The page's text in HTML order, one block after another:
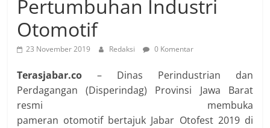
Pertumbuhan Industri
Otomotif
23 November 2019 Redaksi 0 Komentar
Terasjabar.co – Dinas Perindustrian dan
Perdagangan (Disperindag) Provinsi Jawa Barat
resmi membuka
pameran otomotif bertajuk Jabar Otofest 2019 di